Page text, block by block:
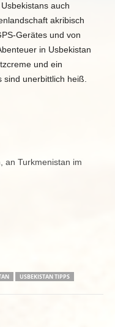
auch
akribisch
Gerätes und von
in Usbekistan
und ein
unerbittlich heiß.
an Turkmenistan im
USBEKISTAN TIPPS